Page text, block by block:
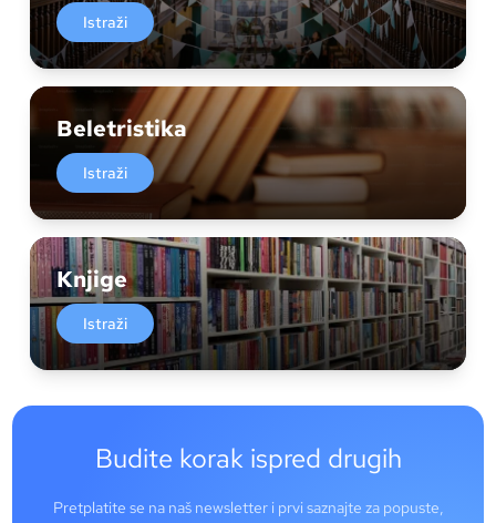
Istraži
Beletristika
Istraži
Knjige
Istraži
Budite korak ispred drugih
Pretplatite se na naš newsletter i prvi saznajte za popuste,